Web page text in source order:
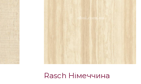
Rasch Німеччина